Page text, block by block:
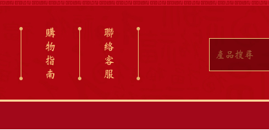
購
物
指
南
聯
絡
客
服